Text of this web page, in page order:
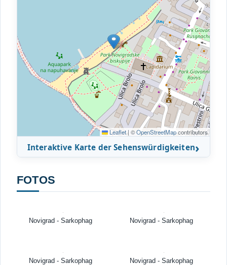
Leaflet| ©OpenStreetMapcontributors
Interaktive Karte der Sehenswürdigkeiten
FOTOS
Novigrad - Sarkophag Novigrad - Sarkophag
Novigrad - Sarkophag Novigrad - Sarkophag